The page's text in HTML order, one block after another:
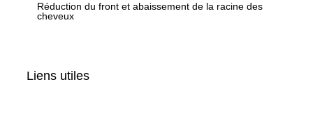
Réduction du front et abaissement de la racine des
cheveux
Liens utiles